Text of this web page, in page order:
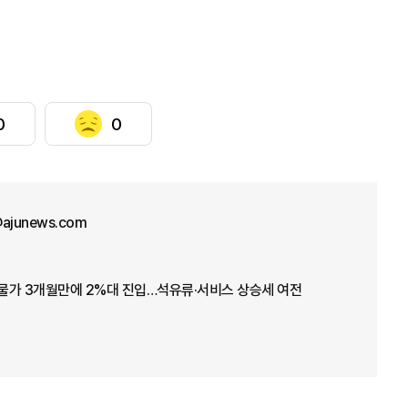
0
가 3개월만에 2%대 진입…석유류·서비스 상승세 여전